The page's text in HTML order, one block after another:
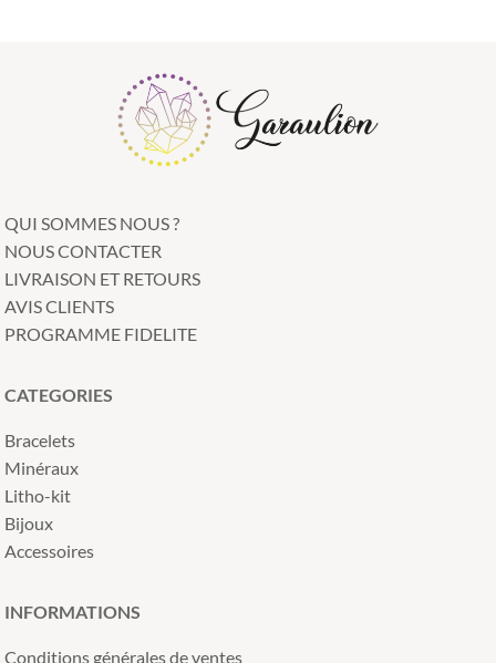
QUI SOMMES NOUS ?
NOUS CONTACTER
LIVRAISON ET RETOURS
AVIS CLIENTS
PROGRAMME FIDELITE
CATEGORIES
Bracelets
Minéraux
Litho-kit
Bijoux
Accessoires
INFORMATIONS
Conditions générales de ventes